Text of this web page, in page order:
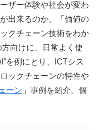
ザー体験や社会が変わ
出来るのか、「価値の
クチェーン技術をわか
向けに、日常よく使
を例にとり、ICTシス
ックチェーンの特性や
ーン 」事例を紹介。個